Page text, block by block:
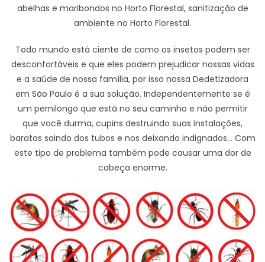
abelhas e maribondos no Horto Florestal, sanitização de
ambiente no Horto Florestal.
Todo mundo está ciente de como os insetos podem ser
desconfortáveis e que eles podem prejudicar nossas vidas
e a saúde de nossa família, por isso nossa Dedetizadora
em São Paulo é a sua solução. Independentemente se é
um pernilongo que está no seu caminho e não permitir
que você durma, cupins destruindo suas instalações,
baratas saindo dos tubos e nos deixando indignados... Com
este tipo de problema também pode causar uma dor de
cabeça enorme.